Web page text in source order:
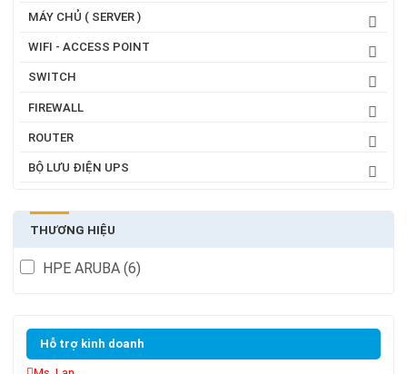
MÁY CHỦ ( SERVER )
WIFI - ACCESS POINT
SWITCH
FIREWALL
ROUTER
BỘ LƯU ĐIỆN UPS
THƯƠNG HIỆU
HPE ARUBA(6)
Hỗ trợ kinh doanh